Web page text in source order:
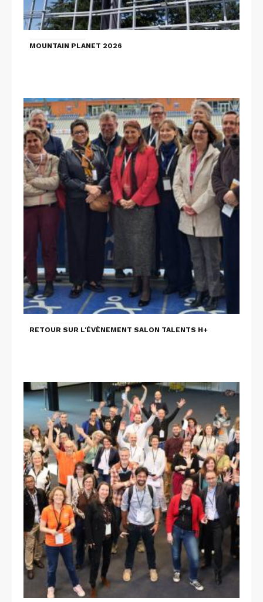
MOUNTAIN PLANET 2026
RETOUR SUR L'ÉVÈNEMENT SALON TALENTS H+